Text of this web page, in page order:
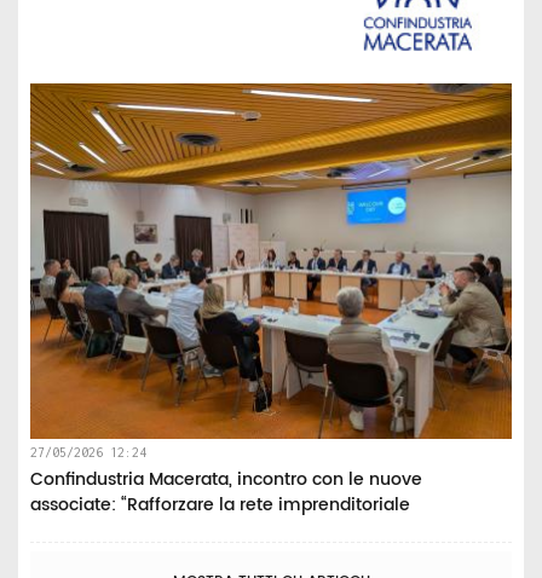
27/05/2026 12:24
Confindustria Macerata, incontro con le nuove
associate: “Rafforzare la rete imprenditoriale